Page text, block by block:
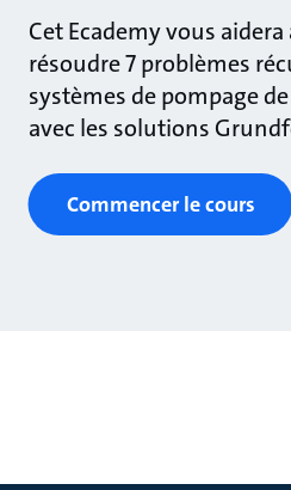
Cet Ecademy vous
résoudre 7 problèmes
systèmes de pompage
avec les solutions
Commencer le cours